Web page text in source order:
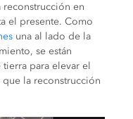
reconstrucción en
el presente. Como
una al lado de la
se están
para elevar el
la reconstrucción